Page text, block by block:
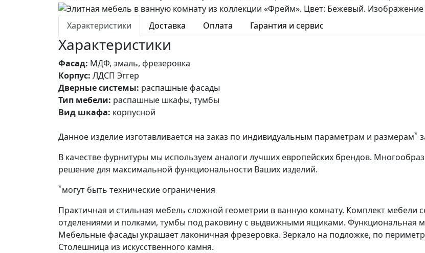
Характеристики Доставка Оплата Гарантия и сервис
Характеристики
Фасад: МДФ, эмаль, фрезеровка
Корпус: ЛДСП Эггер
Дверные системы: распашные фасады
Тип мебели: распашные шкафы, тумбы
Вид шкафа: корпусной
Данное изделие изготавливается на заказ по индивидуальным параметрам и размерам*
В качестве фурнитуры мы используем аналоги лучших европейских брендов.
решение для максимальной функциональности Ваших изделий.
*могут быть технические ограничения
Практичная и стильная мебель сложной геометрии в ванную комнату. Комплект мебели
отделениями и полками, тумбы под раковину с выдвижными ящиками. Функциональная
Мебельные фасады украшает лаконичная фрезеровка. Зеркало на подложке, по
Столешница из искусственного камня.